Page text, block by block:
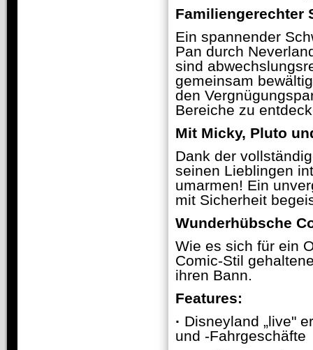
Familiengerechter
Ein spannender
Pan durch
sind
gemeinsam
den
Bereiche zu
Mit Micky, Pluto
Dank der
seinen Lieblingen
umarmen! Ein
mit Sicherheit
Wunderhübsche
Wie es sich für ein
Comic-Stil
ihren Bann.
Features:
· Disneyland „live"
und -Fahrgeschäfte